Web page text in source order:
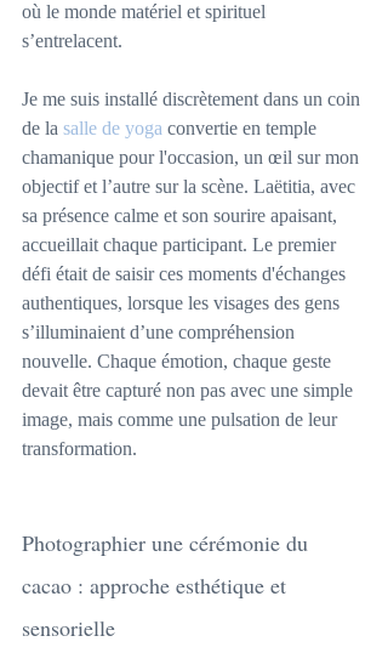
où le monde matériel et spirituel
s’entrelacent.
Je me suis installé discrètement dans un coin
de la salle de yoga convertie en temple
chamanique pour l'occasion, un œil sur mon
objectif et l’autre sur la scène. Laëtitia, avec
sa présence calme et son sourire apaisant,
accueillait chaque participant. Le premier
défi était de saisir ces moments d'échanges
authentiques, lorsque les visages des gens
s’illuminaient d’une compréhension
nouvelle. Chaque émotion, chaque geste
devait être capturé non pas avec une simple
image, mais comme une pulsation de leur
transformation.
Photographier une cérémonie du
cacao : approche esthétique et
sensorielle